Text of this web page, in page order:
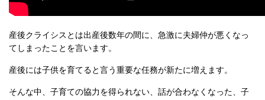
産後クライシスとは出産後数年の間に、急激に夫婦仲が悪くなっ
てしまったことを言います。
産後には子供を育てると言う重要な任務が新たに増えます。
そんな中、子育ての協力を得られない、話が合わなくなった、子